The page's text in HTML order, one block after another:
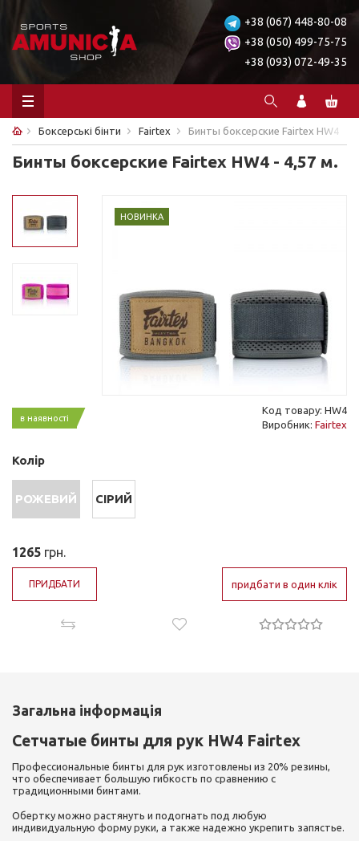
+38 (067) 448-80-08
+38 (050) 499-75-75
+38 (093) 072-49-35
Боксерські бінти Fairtex Бинты боксерские Fairtex HW4
Бинты боксерские Fairtex HW4 - 4,57 м.
НОВИНКА
в наявності
Код товару: HW4
Виробник: Fairtex
Колір
РОЖЕВИЙ СІРИЙ
1265 грн.
ПРИДБАТИ придбати в один клік
Загальна інформація
Сетчатые бинты для рук HW4 Fairtex
Профессиональные бинты для рук изготовлены из 20% резины,
что обеспечивает большую гибкость по сравнению с
традиционными бинтами.
Обертку можно растянуть и подогнать под любую
индивидуальную форму руки, а также надежно укрепить запястье.